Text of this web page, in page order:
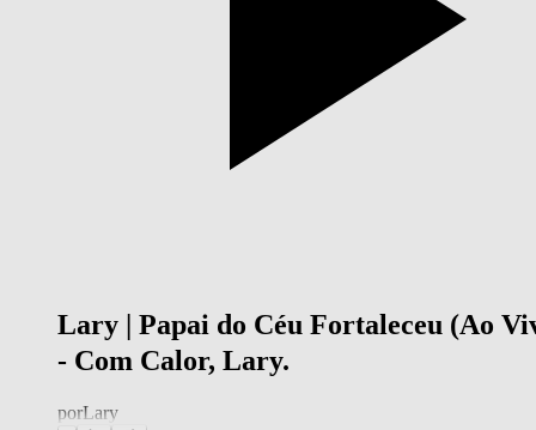
Lary | Papai do Céu Fortaleceu (Ao
- Com Calor, Lary.
porLary